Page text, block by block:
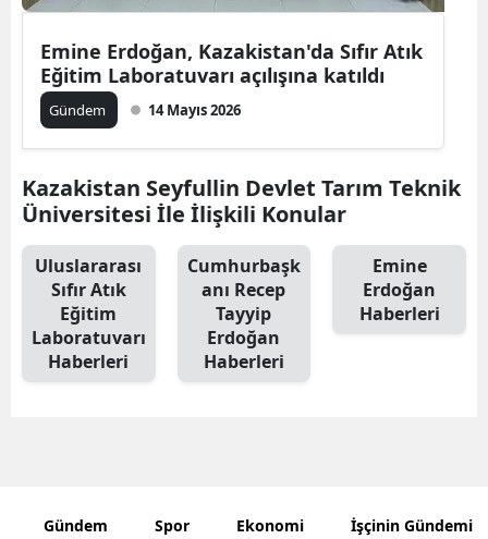
Eskişehir
Gaziantep
Isparta
Emine Erdoğan, Kazakistan'da Sıfır Atık
Eğitim Laboratuvarı açılışına katıldı
Gündem 14 Mayıs 2026
Kazakistan Seyfullin Devlet Tarım Teknik
Üniversitesi İle İlişkili Konular
Uluslararası
Sıfır Atık
Eğitim
Laboratuvarı
Haberleri
Cumhurbaşk
anı Recep
Tayyip
Erdoğan
Haberleri
Emine
Erdoğan
Haberleri
Gündem Spor Ekonomi İşçinin Gündemi